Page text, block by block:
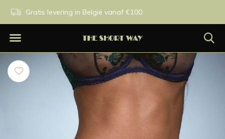
Gratis levering in België vanaf €100.